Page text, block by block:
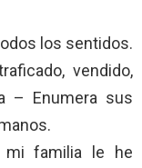
los sentidos.
vendido,
– Enumera sus
mi familia le he